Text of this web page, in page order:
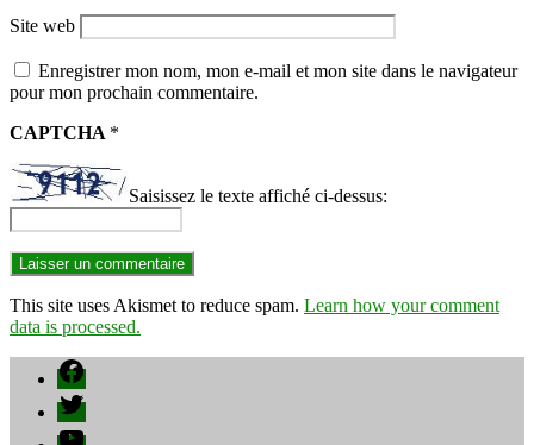
Site web
Enregistrer mon nom, mon e-mail et mon site dans le navigateur
pour mon prochain commentaire.
CAPTCHA *
Saisissez le texte affiché ci-dessus:
This site uses Akismet to reduce spam. Learn how your comment
data is processed.
Facebook
Twitter
YouTube